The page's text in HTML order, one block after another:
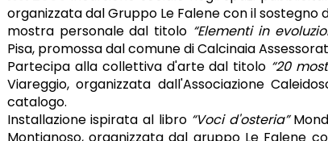
organizzata dal Gruppo Le Falene con il sostegno
mostra personale dal titolo “Elementi in
Pisa, promossa dal comune di Calcinaia
Partecipa alla collettiva d'arte dal titolo “20
Viareggio, organizzata dall'Associazione
catalogo.
Installazione ispirata al libro“Voci d'osteria”